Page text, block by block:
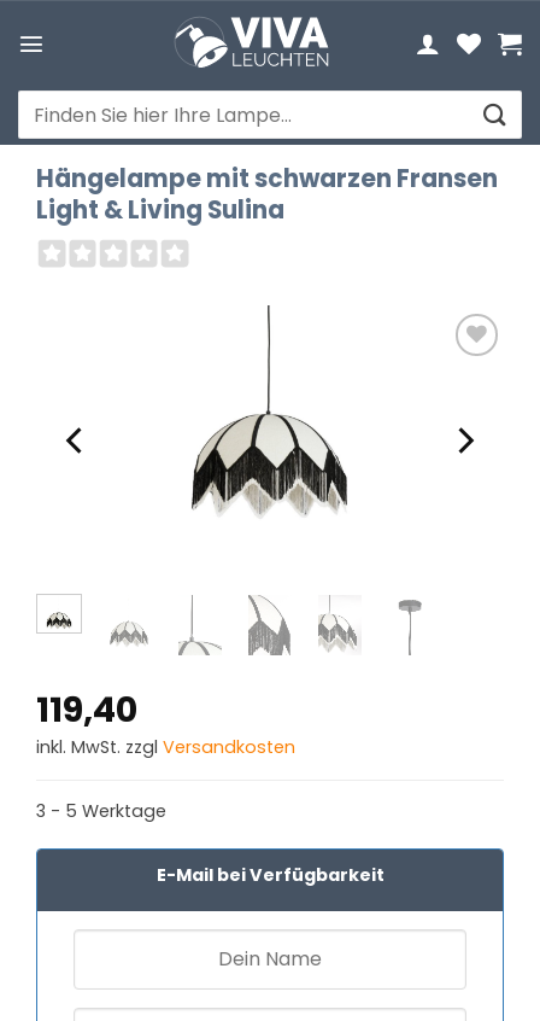
Inhalt
Suchen
nach:
Hängelampe mit schwarzen Fransen
Light & Living Sulina
119,40
inkl. MwSt. zzgl Versandkosten
3 - 5 Werktage
E-Mail bei Verfügbarkeit